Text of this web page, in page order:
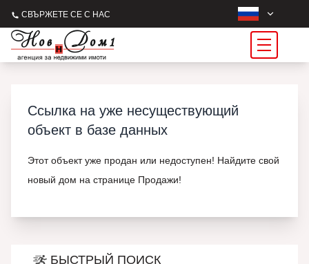
СВЪРЖЕТЕ СЕ С НАС
Ссылка на уже несуществующий
объект в базе данных
Этот объект уже продан или недоступен! Найдите свой
новый дом на странице Продажи!
БЫСТРЫЙ ПОИСК